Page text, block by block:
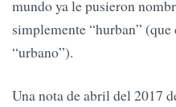
mundo ya le pusieron
simplemente “hurban”
“urbano”).
Una nota de abril del 2017